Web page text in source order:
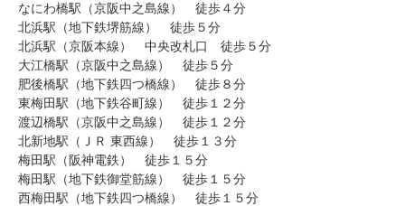
なにわ橋駅（京阪中之島線） 徒歩４分
北浜駅（地下鉄堺筋線） 徒歩５分
北浜駅（京阪本線） 中央改札口 徒歩５分
大江橋駅（京阪中之島線） 徒歩５分
肥後橋駅（地下鉄四つ橋線） 徒歩８分
東梅田駅（地下鉄谷町線） 徒歩１２分
渡辺橋駅（京阪中之島線） 徒歩１２分
北新地駅（ＪＲ 東西線） 徒歩１３分
梅田駅（阪神電鉄） 徒歩１５分
梅田駅（地下鉄御堂筋線） 徒歩１５分
西梅田駅（地下鉄四つ橋線） 徒歩１５分